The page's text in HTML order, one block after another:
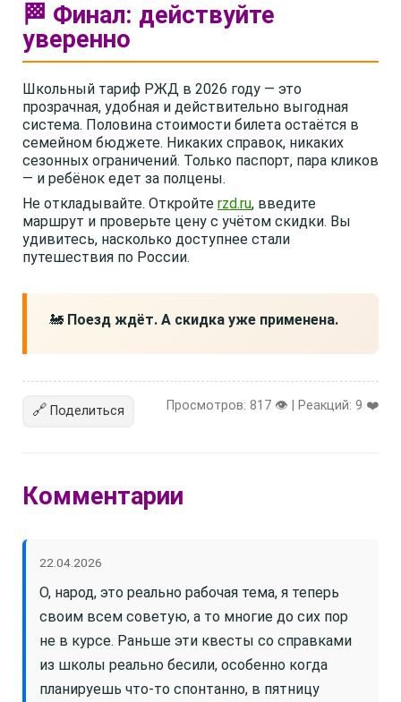
🏁 Финал: действуйте
уверенно
Школьный тариф РЖД в 2026 году — это
прозрачная, удобная и действительно выгодная
система. Половина стоимости билета остаётся в
семейном бюджете. Никаких справок, никаких
сезонных ограничений. Только паспорт, пара кликов
— и ребёнок едет за полцены.
Не откладывайте. Откройте rzd.ru, введите
маршрут и проверьте цену с учётом скидки. Вы
удивитесь, насколько доступнее стали
путешествия по России.
🚂 Поезд ждёт. А скидка уже применена.
🔗 Поделиться Просмотров: 817 👁️ | Реакций: 9 ❤️
Комментарии
22.04.2026
О, народ, это реально рабочая тема, я теперь
своим всем советую, а то многие до сих пор
не в курсе. Раньше эти квесты со справками
из школы реально бесили, особенно когда
планируешь что-то спонтанно, в пятницу